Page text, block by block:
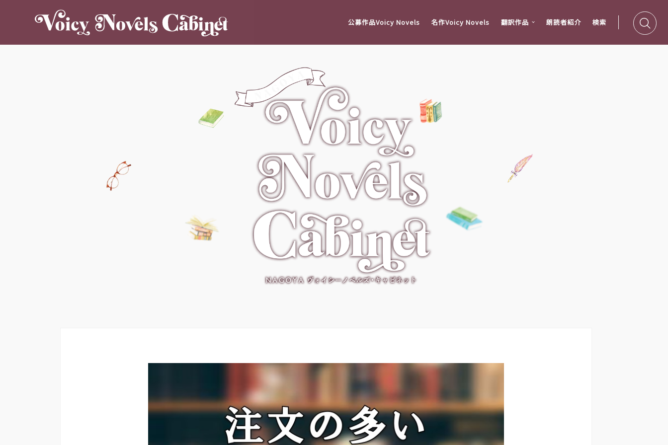
公募作品Voicy Novels 名作Voicy Novels 翻訳作品 朗読者紹介 検索